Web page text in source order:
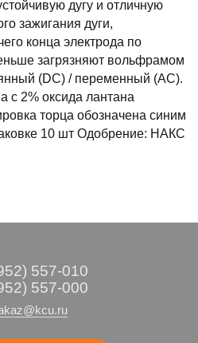
дугу и отличную
зажигания дуги,
конца электрода по
загрязняют вольфрамом
(DС) / переменный (АС).
с 2% оксида лантана
торца обозначена синим
10 шт Одобрение: НАКС
557-010
557-000